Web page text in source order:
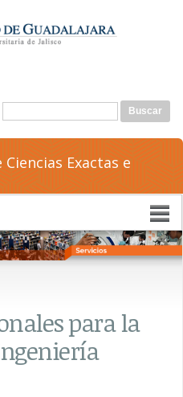
Formulario de búsqueda
Buscar
Exactas e
para la